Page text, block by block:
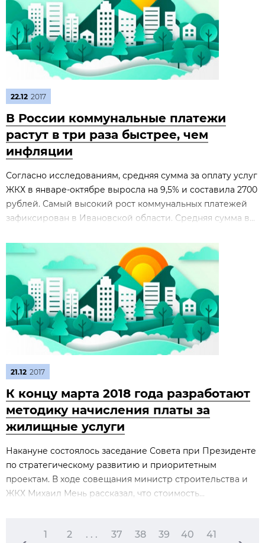
22.12 2017
В России коммунальные платежи
растут в три раза быстрее, чем
инфляции
Согласно исследованиям, средняя сумма за оплату услуг
ЖКХ в январе-октябре выросла на 9,5% и составила 2700
рублей. Самый высокий рост коммунальных платежей
зафиксирован в Ивановской области. Средняя сумма в...
21.12 2017
К концу марта 2018 года разработают
методику начисления платы за
жилищные услуги
Накануне состоялось заседание Совета при Президенте
по стратегическому развитию и приоритетным
проектам. В ходе совещания министр строительства и
ЖКХ Михаил Мень рассказал, что стоимость...
1 2 . . . 37 38 39 40
41